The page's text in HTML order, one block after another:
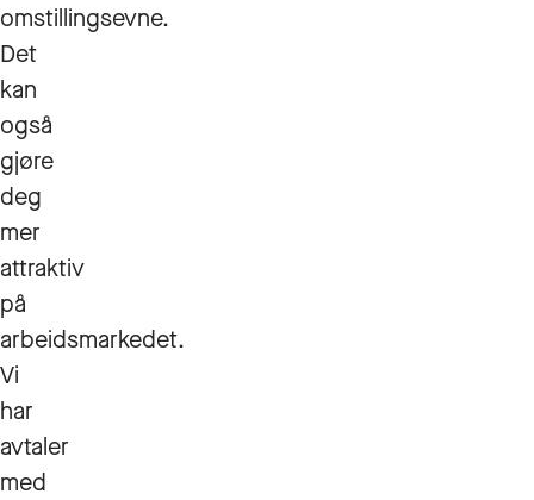
omstillingsevne.
Det
kan
også
gjøre
deg
mer
attraktiv
på
arbeidsmarkedet.
Vi
har
avtaler
med